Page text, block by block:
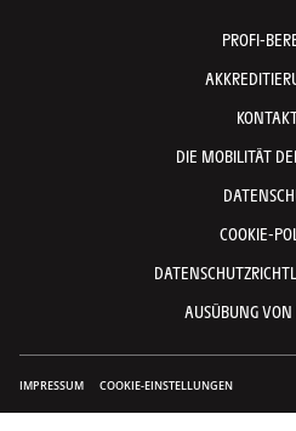
PROFI-
DIE MOBILITÄT
COOKIE-
AUSÜBUNG VON
IMPRESSUM COOKIE-EINSTELLUNGEN